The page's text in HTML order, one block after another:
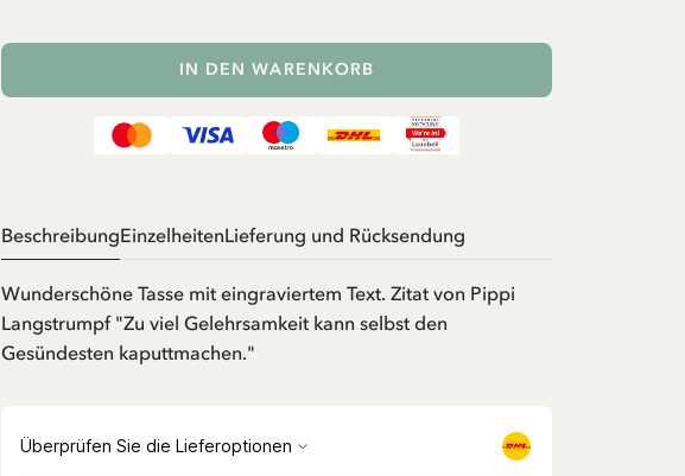
IN DEN WARENKORB
BeschreibungEinzelheitenLieferung und Rücksendung
Wunderschöne Tasse mit eingraviertem Text. Zitat von Pippi
Langstrumpf "Zu viel Gelehrsamkeit kann selbst den
Gesündesten kaputtmachen."